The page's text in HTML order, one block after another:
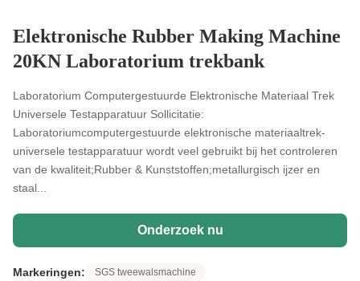
Elektronische Rubber Making Machine
20KN Laboratorium trekbank
Laboratorium Computergestuurde Elektronische Materiaal Trek
Universele Testapparatuur Sollicitatie:
Laboratoriumcomputergestuurde elektronische materiaaltrek-
universele testapparatuur wordt veel gebruikt bij het controleren
van de kwaliteit;Rubber & Kunststoffen;metallurgisch ijzer en
staal...
Onderzoek nu
Markeringen:
SGS tweewalsmachine